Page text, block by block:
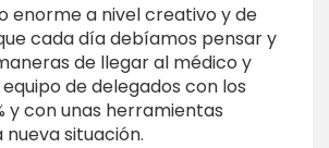
enorme a nivel creativo y de
cada día debíamos pensar y
de llegar al médico y
de delegados con los
y con unas herramientas
situación.